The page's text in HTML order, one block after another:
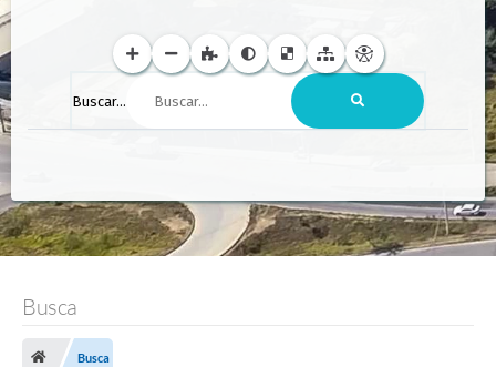
Buscar...
Busca
Busca